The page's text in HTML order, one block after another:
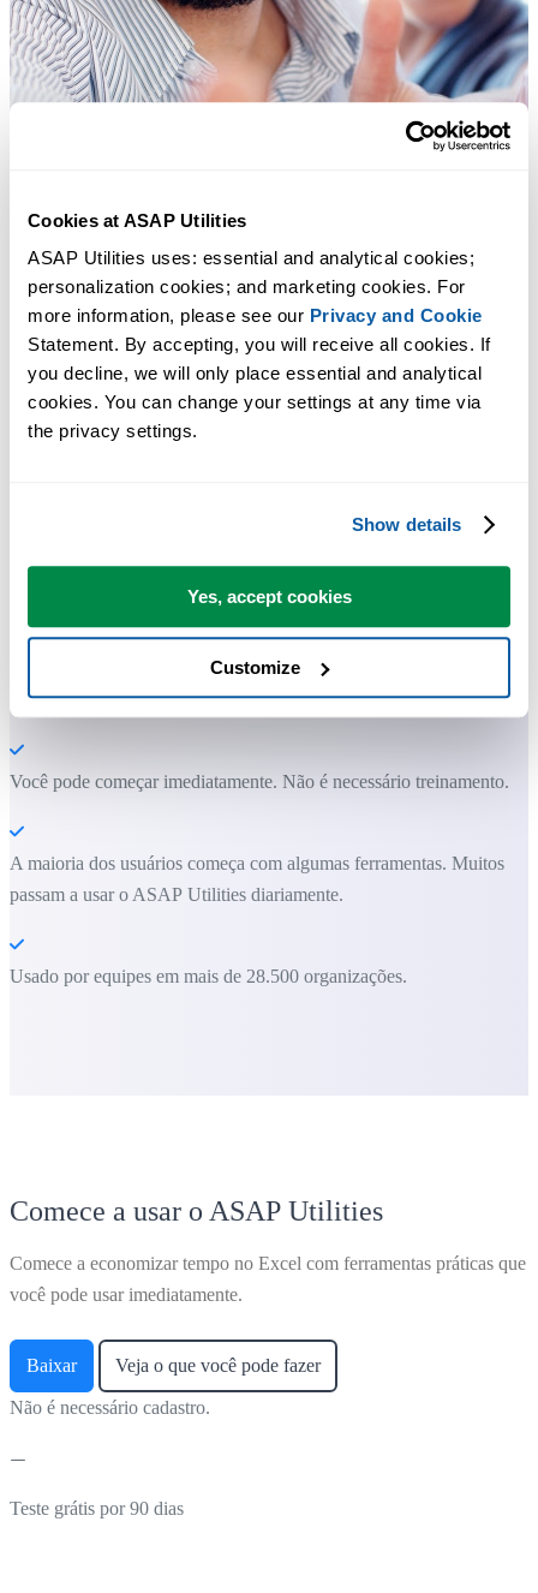
Cookies at ASAP Utilities
ASAP Utilities uses: essential and analytical cookies;
personalization cookies; and marketing cookies. For
more information, please see our Privacy and Cookie
Statement. By accepting, you will receive all cookies. If
you decline, we will only place essential and analytical
cookies. You can change your settings at any time via
the privacy settings.
Show details
Yes, accept cookies
Customize
Ferramentas práticas que muitos usuários do Excel gostariam de ter
Economize tempo no Excel. Simples assim.
O ASAP Utilities ajuda você a economizar tempo e fazer coisas que o
Excel por si só não consegue fazer.
Você pode começar imediatamente. Não é necessário treinamento.
A maioria dos usuários começa com algumas ferramentas. Muitos
passam a usar o ASAP Utilities diariamente.
Usado por equipes em mais de 28.500 organizações.
Comece a usar o ASAP Utilities
Comece a economizar tempo no Excel com ferramentas práticas que
você pode usar imediatamente.
Baixar Veja o que você pode fazer
Não é necessário cadastro.
Teste grátis por 90 dias